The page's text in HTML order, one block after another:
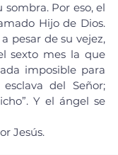
Por eso, el
Hijo de Dios.
pesar de su vejez,
sexto mes la que
imposible para
del Señor;
Y el ángel se
Jesús.